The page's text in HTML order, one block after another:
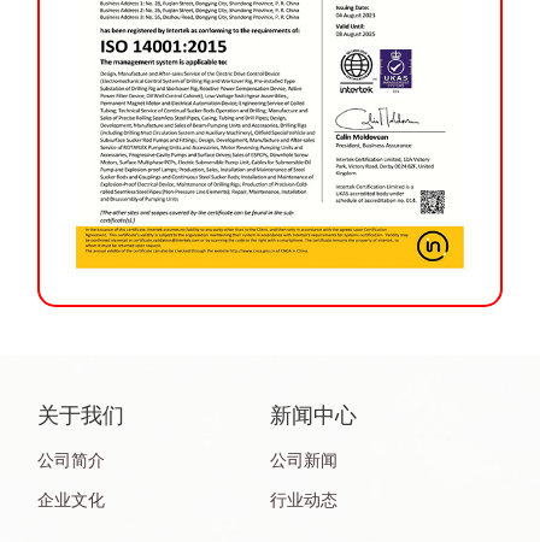
关于我们
公司简介
企业文化
新闻中心
公司新闻
行业动态